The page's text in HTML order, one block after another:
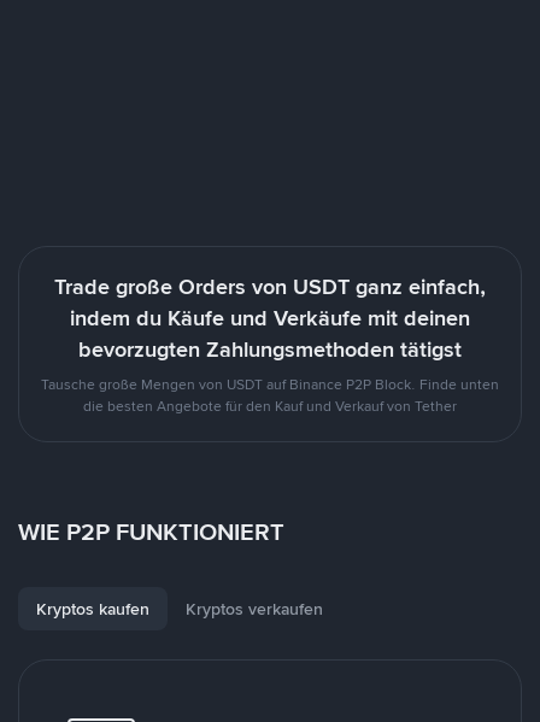
Trade große Orders von USDT ganz einfach,
indem du Käufe und Verkäufe mit deinen
bevorzugten Zahlungsmethoden tätigst
Tausche große Mengen von USDT auf Binance P2P Block. Finde unten
die besten Angebote für den Kauf und Verkauf von Tether
WIE P2P FUNKTIONIERT
Kryptos kaufen Kryptos verkaufen